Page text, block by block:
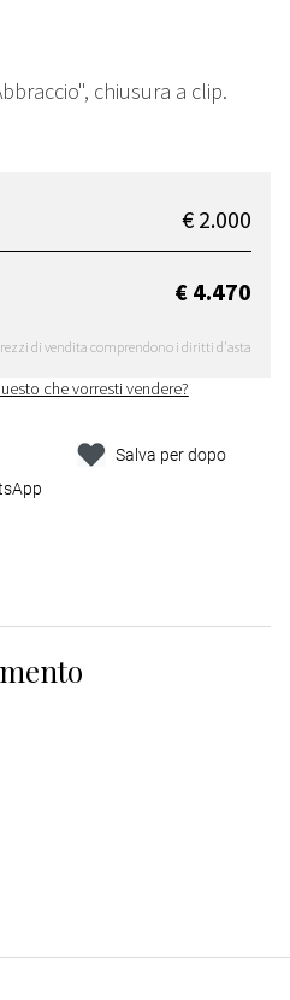
chiusura a clip.
€ 2.000
€ 4.470
di vendita comprendono i diritti d'asta
che vorresti vendere?
Salva per dopo